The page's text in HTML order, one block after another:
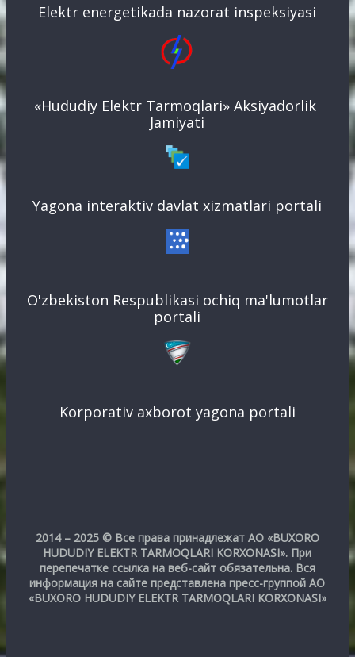
Elektr energetikada nazorat inspeksiyasi
«Hududiy Elektr Tarmoqlari» Aksiyadorlik
Jamiyati
Yagona interaktiv davlat xizmatlari portali
O'zbekiston Respublikasi ochiq ma'lumotlar
portali
Korporativ axborot yagona portali
2014 – 2025 © Все права принадлежат АО «BUXORO
HUDUDIY ELEKTR TARMOQLARI KORXONASI». При
перепечатке ссылка на веб-сайт обязательна. Вся
информация на сайте представлена пресс-группой АО
«BUXORO HUDUDIY ELEKTR TARMOQLARI KORXONASI»